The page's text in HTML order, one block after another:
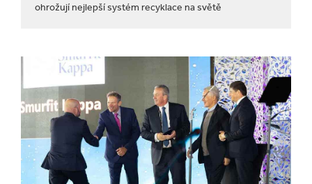
ohrožují nejlepší systém recyklace na světě